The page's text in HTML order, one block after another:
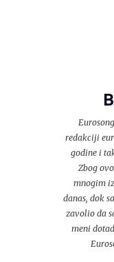
redakciji
godine i
Zbog
mnogim
danas, dok
zavolio da
meni